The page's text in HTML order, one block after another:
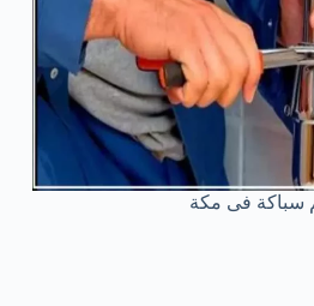
سباكة فى مكة